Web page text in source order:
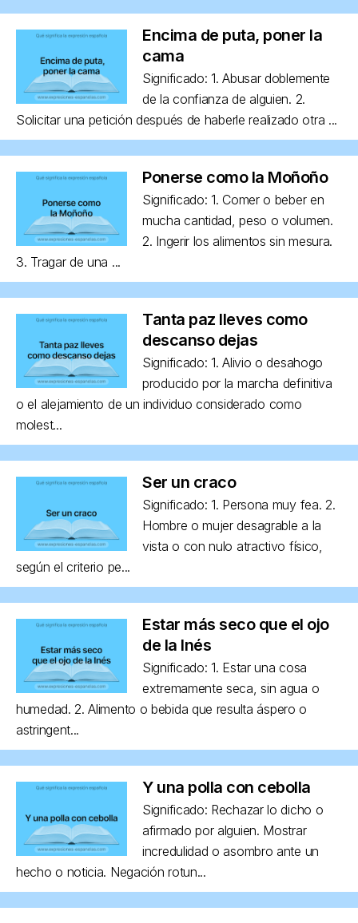
Encima de puta, poner la
cama
Significado: 1. Abusar doblemente
de la confianza de alguien. 2.
Solicitar una petición después de haberle realizado otra ...
Ponerse como la Moñoño
Significado: 1. Comer o beber en
mucha cantidad, peso o volumen.
2. Ingerir los alimentos sin mesura.
3. Tragar de una ...
Tanta paz lleves como
descanso dejas
Significado: 1. Alivio o desahogo
producido por la marcha definitiva
o el alejamiento de un individuo considerado como
molest...
Ser un craco
Significado: 1. Persona muy fea. 2.
Hombre o mujer desagrable a la
vista o con nulo atractivo físico,
según el criterio pe...
Estar más seco que el ojo
de la Inés
Significado: 1. Estar una cosa
extremamente seca, sin agua o
humedad. 2. Alimento o bebida que resulta áspero o
astringent...
Y una polla con cebolla
Significado: Rechazar lo dicho o
afirmado por alguien. Mostrar
incredulidad o asombro ante un
hecho o noticia. Negación rotun...